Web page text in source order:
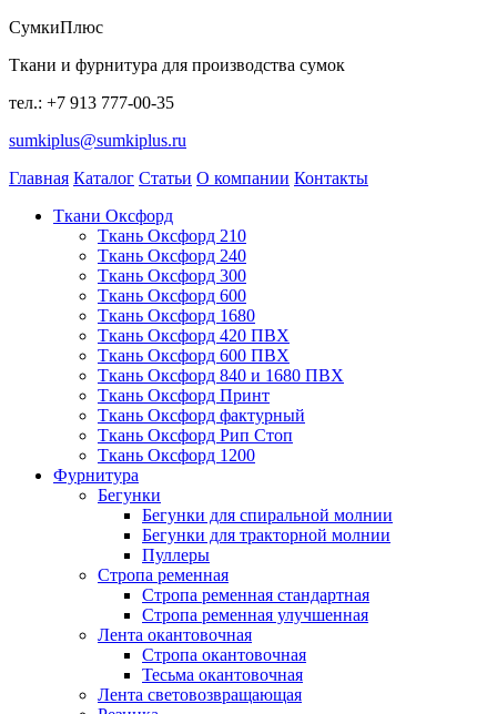
СумкиПлюс
Ткани и фурнитура для производства сумок
тел.: +7 913 777-00-35
sumkiplus@sumkiplus.ru
Главная Каталог Статьи О компании Контакты
Ткани Оксфорд
Ткань Оксфорд 210
Ткань Оксфорд 240
Ткань Оксфорд 300
Ткань Оксфорд 600
Ткань Оксфорд 1680
Ткань Оксфорд 420 ПВХ
Ткань Оксфорд 600 ПВХ
Ткань Оксфорд 840 и 1680 ПВХ
Ткань Оксфорд Принт
Ткань Оксфорд фактурный
Ткань Оксфорд Рип Стоп
Ткань Оксфорд 1200
Фурнитура
Бегунки
Бегунки для спиральной молнии
Бегунки для тракторной молнии
Пуллеры
Стропа ременная
Cтропа ременная стандартная
Cтропа ременная улучшенная
Лента окантовочная
Стропа окантовочная
Тесьма окантовочная
Лента световозвращающая